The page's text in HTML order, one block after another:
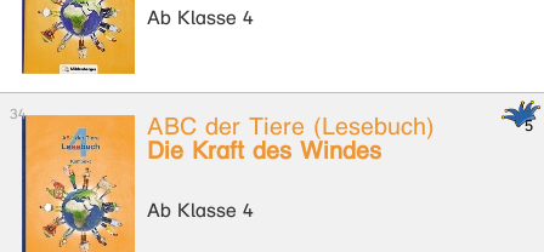
Ab Klasse 4
ABC der Tiere (Lesebuch)
Die Kraft des Windes
Ab Klasse 4